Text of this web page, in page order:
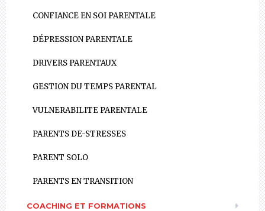
CONFIANCE EN SOI PARENTALE
DÉPRESSION PARENTALE
DRIVERS PARENTAUX
GESTION DU TEMPS PARENTAL
VULNERABILITE PARENTALE
PARENTS DE-STRESSES
PARENT SOLO
PARENTS EN TRANSITION
COACHING ET FORMATIONS